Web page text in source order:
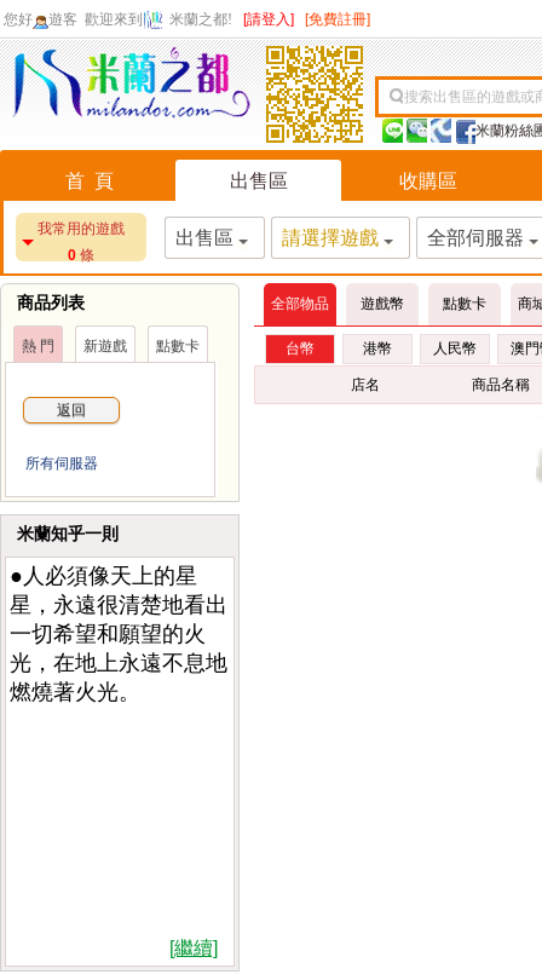
您好 遊客 歡迎來到 米蘭之都! [請登入] [免費註冊]
搜索出售區的遊戲或
米蘭粉絲
首 頁 出售區 收購區
我常用的遊戲
0 條
出售區 請選擇遊戲 全部伺服器
商品列表
熱 門 新遊戲 點數卡
返回
所有伺服器
米蘭知乎一則
●人必須像天上的星
星，永遠很清楚地看出
一切希望和願望的火
光，在地上永遠不息地
燃燒著火光。
[繼續]
全部物品 遊戲幣 點數卡 商
台幣 港幣 人民幣 澳
店名 商品名稱